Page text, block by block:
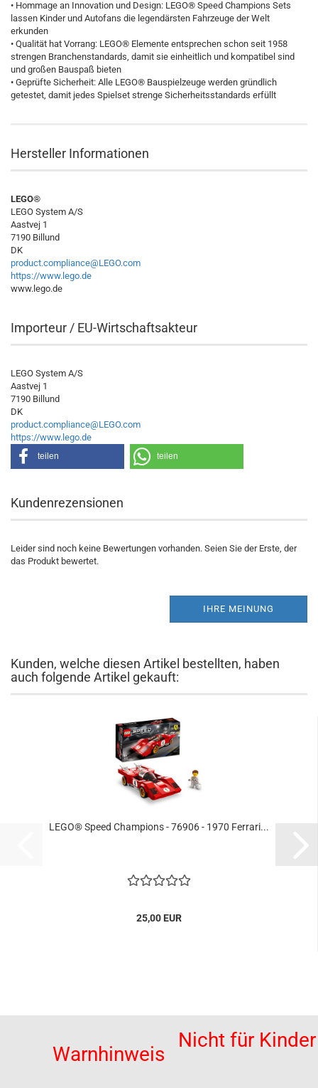
• Hommage an Innovation und Design: LEGO® Speed Champions Sets
lassen Kinder und Autofans die legendärsten Fahrzeuge der Welt
erkunden
• Qualität hat Vorrang: LEGO® Elemente entsprechen schon seit 1958
strengen Branchenstandards, damit sie einheitlich und kompatibel sind
und großen Bauspaß bieten
• Geprüfte Sicherheit: Alle LEGO® Bauspielzeuge werden gründlich
getestet, damit jedes Spielset strenge Sicherheitsstandards erfüllt
Hersteller Informationen
LEGO®
LEGO System A/S
Aastvej 1
7190 Billund
DK
product.compliance@LEGO.com
https://www.lego.de
www.lego.de
Importeur / EU-Wirtschaftsakteur
LEGO System A/S
Aastvej 1
7190 Billund
DK
product.compliance@LEGO.com
https://www.lego.de
teilen teilen
Kundenrezensionen
Leider sind noch keine Bewertungen vorhanden. Seien Sie der Erste, der
das Produkt bewertet.
IHRE MEINUNG
Kunden, welche diesen Artikel bestellten, haben
auch folgende Artikel gekauft:
LEGO® Speed Champions - 76906 - 1970 Ferrari...
25,00 EUR
Warnhinweis
Nicht für